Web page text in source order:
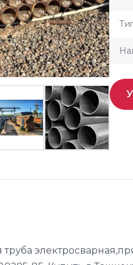
труба